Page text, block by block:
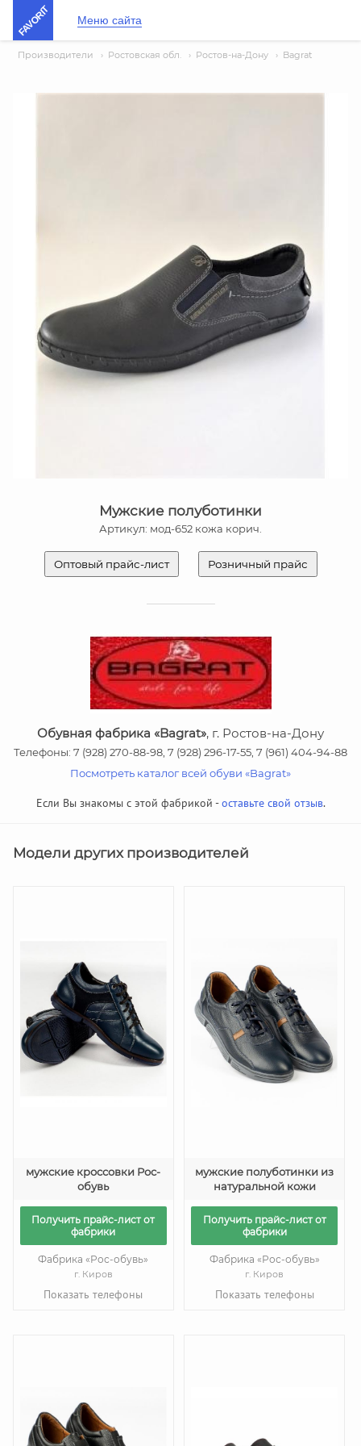
FAVORIT Меню сайта
Производители › Ростовская обл. › Ростов-на-Дону › Bagrat
Мужские полуботинки
Артикул: мод-652 кожа корич.
Оптовый прайс-лист Розничный прайс
Обувная фабрика «Bagrat», г. Ростов-на-Дону
Телефоны: 7 (928) 270-88-98, 7 (928) 296-17-55, 7 (961) 404-94-88
Посмотреть каталог всей обуви «Bagrat»
Если Вы знакомы с этой фабрикой -оставьте свой отзыв.
Модели других производителей
мужские кроссовки Рос-
обувь
Получить прайс-лист от
фабрики
Фабрика «Рос-обувь»
г. Киров
Показать телефоны
мужские полуботинки из
натуральной кожи
Получить прайс-лист от
фабрики
Фабрика «Рос-обувь»
г. Киров
Показать телефоны